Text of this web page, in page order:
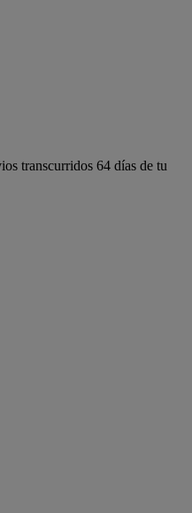
transcurridos 64 días de tu